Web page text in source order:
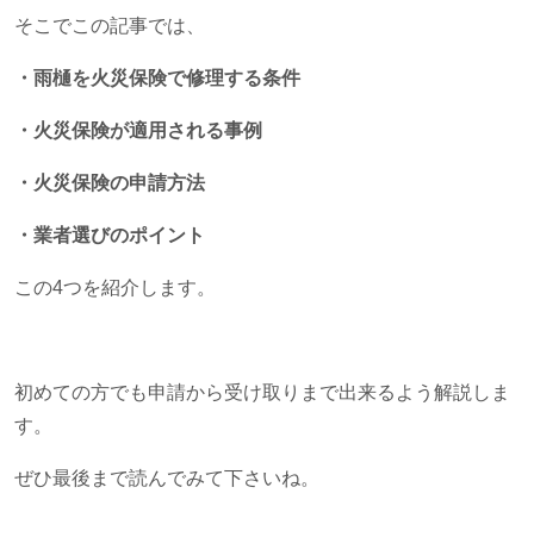
そこでこの記事では、
・雨樋を火災保険で修理する条件
・火災保険が適用される事例
・火災保険の申請方法
・業者選びのポイント
この4つを紹介します。
初めての方でも申請から受け取りまで出来るよう解説しま
す。
ぜひ最後まで読んでみて下さいね。